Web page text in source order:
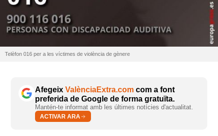
Telèfon 016 per a les víctimes de violència de gènere
Afegeix ValènciaExtra.com com a font
preferida de Google de forma gratuïta.
Mantén-te informat amb les últimes notícies d'actualitat.
ACTIVAR ARA